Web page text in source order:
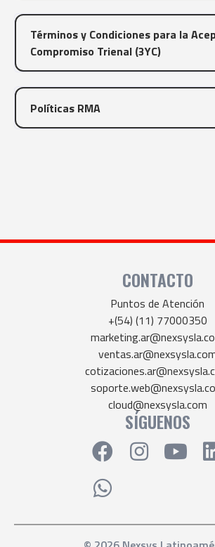
Términos y Condiciones para la
Compromiso Trienal (3YC)
Políticas RMA
CONTACTO
Puntos de Atención
+(54) (11) 77000350
cloud@nexsysla.com
SÍGUENOS